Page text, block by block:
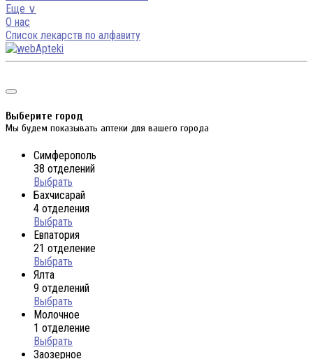
Еще ∨
О нас
Список лекарств по алфавиту
Выберите город
Мы будем показывать аптеки для вашего города
Симферополь
38 отделений
Выбрать
Бахчисарай
4 отделения
Выбрать
Евпатория
21 отделение
Выбрать
Ялта
9 отделений
Выбрать
Молочное
1 отделение
Выбрать
Заозерное